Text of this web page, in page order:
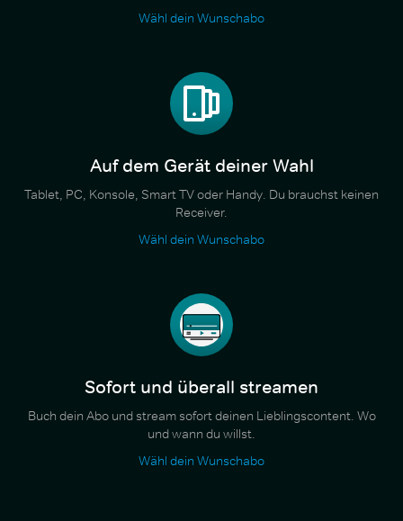
Wähl dein Wunschabo
Auf dem Gerät deiner Wahl
Tablet, PC, Konsole, Smart TV oder Handy. Du brauchst keinen
Receiver.
Wähl dein Wunschabo
Sofort und überall streamen
Buch dein Abo und stream sofort deinen Lieblingscontent. Wo
und wann du willst.
Wähl dein Wunschabo